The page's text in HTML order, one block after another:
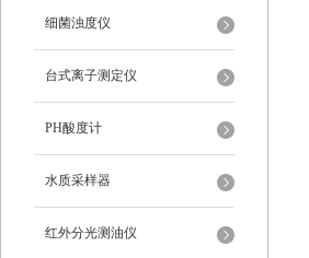
细菌浊度仪
台式离子测定仪
PH酸度计
水质采样器
红外分光测油仪